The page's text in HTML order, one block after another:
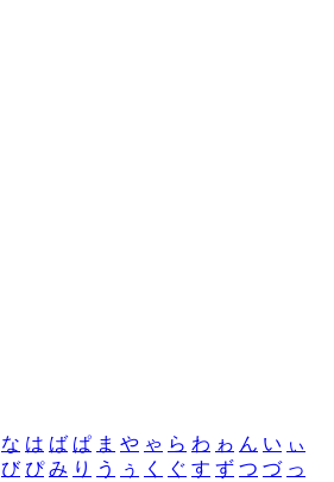
な は ば ぱ ま や ゃ ら わ ゎ ん い ぃ
び ぴ み り う ぅ く ぐ す ず つ づ っ